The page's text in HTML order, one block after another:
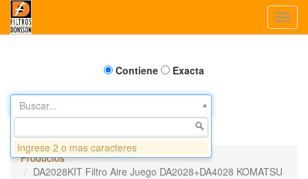
Contiene Exacta
Buscar...
Productos
DA2028KIT Filtro Aire Juego DA2028+DA4028 KOMATSU
Ingrese 2 o mas caracteres